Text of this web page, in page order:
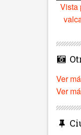
Vista
Ver
Ver